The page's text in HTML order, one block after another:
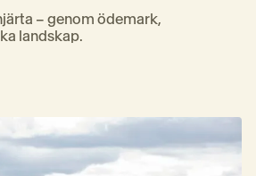
– genom ödemark,
landskap.